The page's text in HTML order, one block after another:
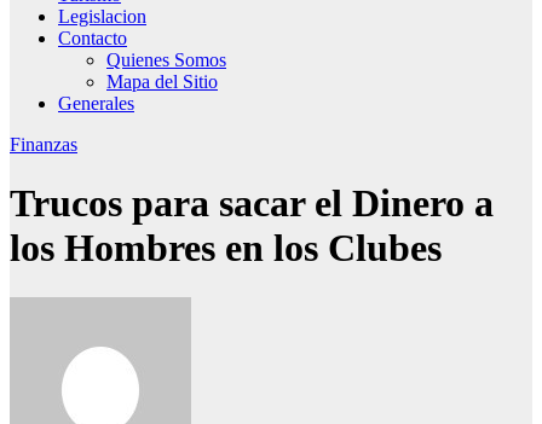
Legislacion
Contacto
Quienes Somos
Mapa del Sitio
Generales
Finanzas
Trucos para sacar el Dinero a
los Hombres en los Clubes